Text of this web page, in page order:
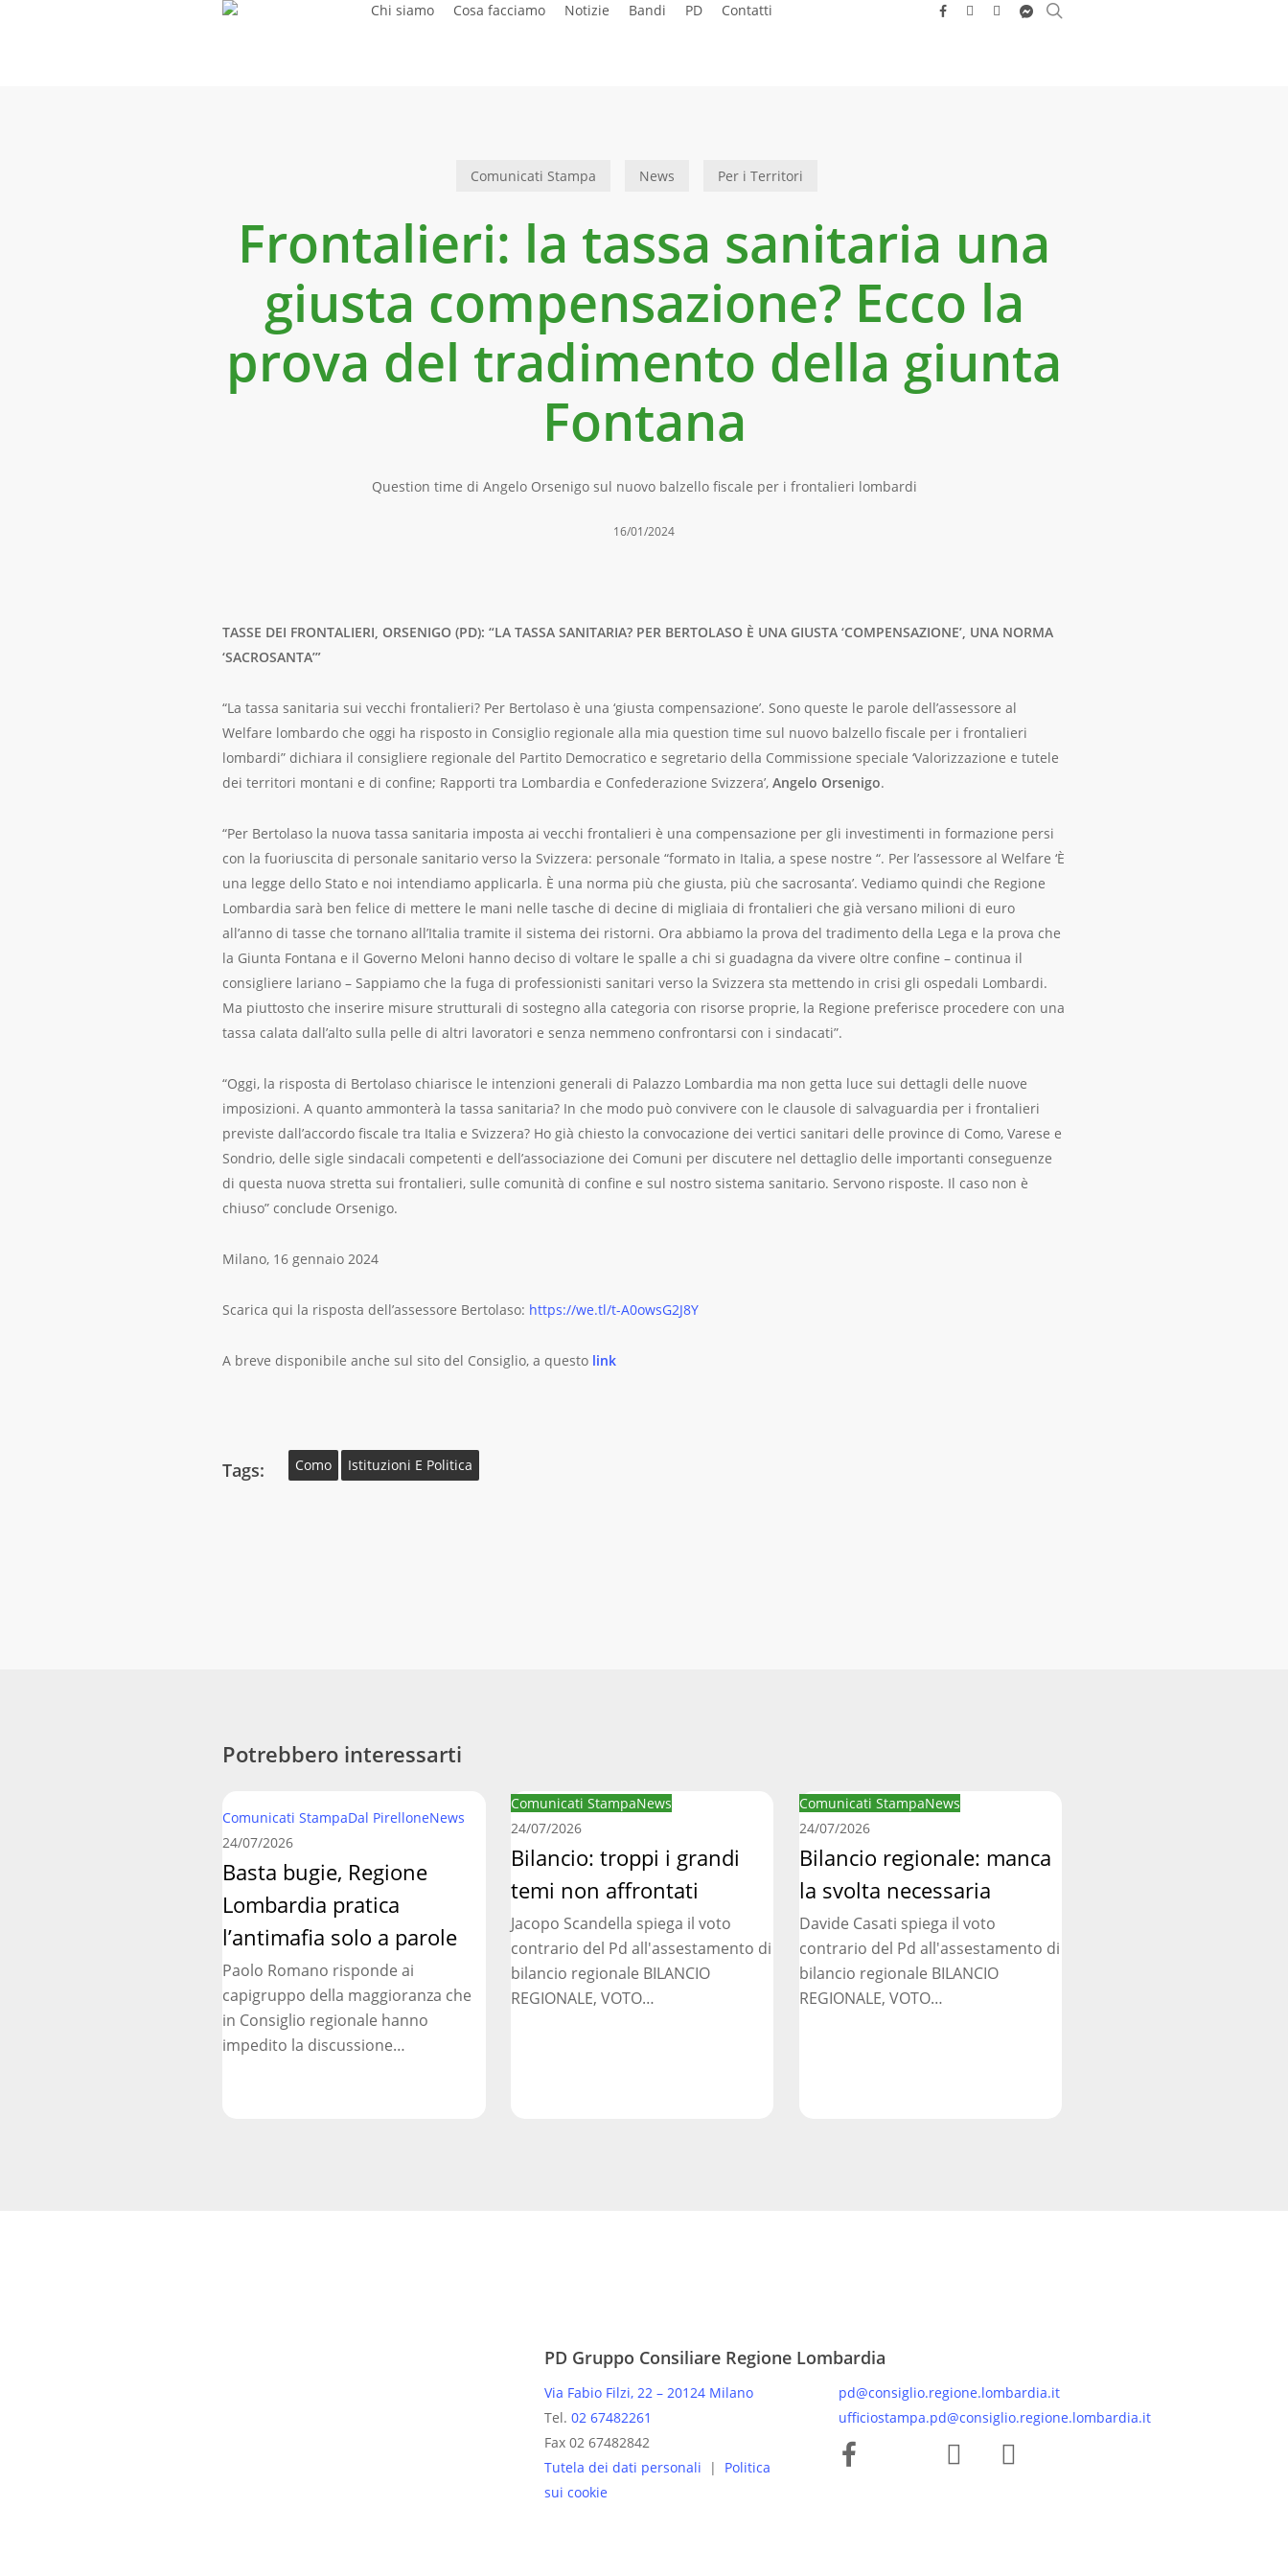
Chi siamo Cosa facciamo Notizie Bandi PD Contatti facebook
youtubeinstagram
messenger
Comunicati Stampa News Per i Territori
Frontalieri: la tassa sanitaria una
giusta compensazione? Ecco la
prova del tradimento della giunta
Fontana
Question time di Angelo Orsenigo sul nuovo balzello fiscale per i frontalieri lombardi
16/01/2024
TASSE DEI FRONTALIERI, ORSENIGO (PD): “LA TASSA SANITARIA? PER BERTOLASO È UNA GIUSTA ‘COMPENSAZIONE’, UNA NORMA
‘SACROSANTA’”
“La tassa sanitaria sui vecchi frontalieri? Per Bertolaso è una ‘giusta compensazione’. Sono queste le parole dell’assessore al
Welfare lombardo che oggi ha risposto in Consiglio regionale alla mia question time sul nuovo balzello fiscale per i frontalieri
lombardi” dichiara il consigliere regionale del Partito Democratico e segretario della Commissione speciale ‘Valorizzazione e tutele
dei territori montani e di confine; Rapporti tra Lombardia e Confederazione Svizzera’, Angelo Orsenigo.
“Per Bertolaso la nuova tassa sanitaria imposta ai vecchi frontalieri è una compensazione per gli investimenti in formazione persi
con la fuoriuscita di personale sanitario verso la Svizzera: personale “formato in Italia, a spese nostre “. Per l’assessore al Welfare ‘È
una legge dello Stato e noi intendiamo applicarla. È una norma più che giusta, più che sacrosanta’. Vediamo quindi che Regione
Lombardia sarà ben felice di mettere le mani nelle tasche di decine di migliaia di frontalieri che già versano milioni di euro
all’anno di tasse che tornano all’Italia tramite il sistema dei ristorni. Ora abbiamo la prova del tradimento della Lega e la prova che
la Giunta Fontana e il Governo Meloni hanno deciso di voltare le spalle a chi si guadagna da vivere oltre confine – continua il
consigliere lariano – Sappiamo che la fuga di professionisti sanitari verso la Svizzera sta mettendo in crisi gli ospedali Lombardi.
Ma piuttosto che inserire misure strutturali di sostegno alla categoria con risorse proprie, la Regione preferisce procedere con una
tassa calata dall’alto sulla pelle di altri lavoratori e senza nemmeno confrontarsi con i sindacati”.
“Oggi, la risposta di Bertolaso chiarisce le intenzioni generali di Palazzo Lombardia ma non getta luce sui dettagli delle nuove
imposizioni. A quanto ammonterà la tassa sanitaria? In che modo può convivere con le clausole di salvaguardia per i frontalieri
previste dall’accordo fiscale tra Italia e Svizzera? Ho già chiesto la convocazione dei vertici sanitari delle province di Como, Varese e
Sondrio, delle sigle sindacali competenti e dell’associazione dei Comuni per discutere nel dettaglio delle importanti conseguenze
di questa nuova stretta sui frontalieri, sulle comunità di confine e sul nostro sistema sanitario. Servono risposte. Il caso non è
chiuso” conclude Orsenigo.
Milano, 16 gennaio 2024
Scarica qui la risposta dell’assessore Bertolaso: https://we.tl/t-A0owsG2J8Y
A breve disponibile anche sul sito del Consiglio, a questo link
Tags: Como Istituzioni E Politica
Potrebbero interessarti
Comunicati StampaDal PirelloneNews
bugie,
Regione
Lombardia
pratica
l’antimafia
solo
a
parole
24/07/2026
Basta bugie, Regione
Lombardia pratica
l’antimafia solo a parole
Paolo Romano risponde ai
capigruppo della maggioranza che
in Consiglio regionale hanno
impedito la discussione…
Comunicati StampaNews
Bilancio:
troppi
i
temi
non
affrontati
24/07/2026
Bilancio: troppi i grandi
temi non affrontati
Jacopo Scandella spiega il voto
contrario del Pd all'assestamento di
bilancio regionale BILANCIO
REGIONALE, VOTO…
Comunicati StampaNews
Bilancio
regionale:
manca
svolta
necessaria
24/07/2026
Bilancio regionale: manca
la svolta necessaria
Davide Casati spiega il voto
contrario del Pd all'assestamento di
bilancio regionale BILANCIO
REGIONALE, VOTO…
PD Gruppo Consiliare Regione Lombardia
Via Fabio Filzi, 22 – 20124 Milano
Tel.02 67482261
Fax 02 67482842
Tutela dei dati personali
| Politica
sui cookie
pd@consiglio.regione.lombardia.it
ufficiostampa.pd@consiglio.regione.lombardia.it
Pagine Facebook Gruppo Consiliare PD LombardiaPagina Messenger Gruppo Consiliare PD LombardiaPagina Instagram Gruppo PD LombardiaPagina Youtube Gruppo PD Lombardia